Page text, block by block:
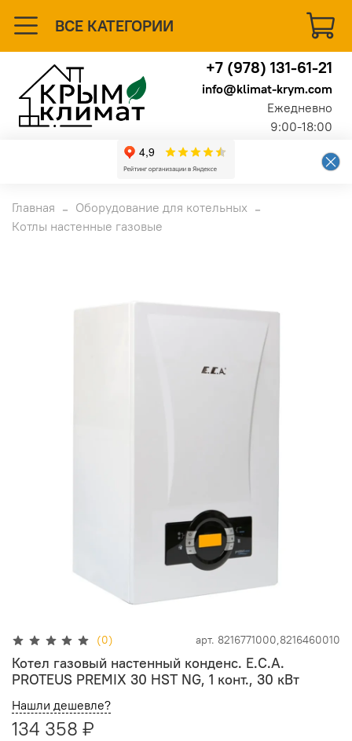
ВСЕ КАТЕГОРИИ
+7 (978) 131-61-21
info@klimat-krym.com
Ежедневно
9:00-18:00
Главная
Оборудование для котельных
Котлы настенные газовые
(0) арт. 8216771000,8216460010
Котел газовый настенный конденс. E.C.A.
PROTEUS PREMIX 30 HST NG, 1 конт., 30 кВт
Нашли дешевле?
134 358 ₽